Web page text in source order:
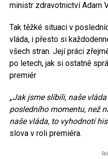
ministr zdravotnictví Adam
Tak těžké situaci v
vláda, i přesto si
všech stran. Její práci
po letech, jak si ostatně
premiér
„Jak jsme slíbili, naše
posledního momentu, než
naše vláda, to vyhodnotí
slova v roli premiéra.